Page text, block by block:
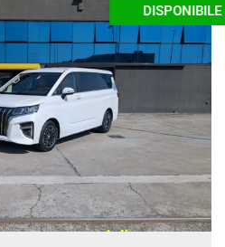
DISPONIBILE